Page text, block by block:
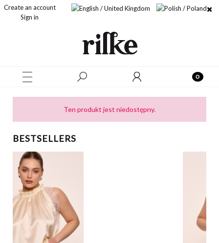
Create an account
Sign in
Ten produkt jest niedostępny.
BESTSELLERS